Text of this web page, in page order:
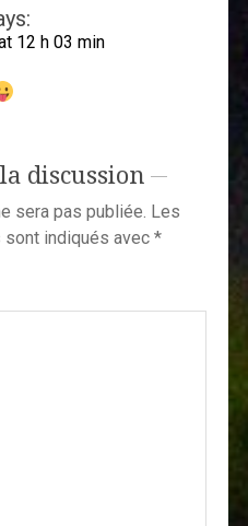
12 h 03 min
discussion
sera pas publiée. Les
indiqués avec *